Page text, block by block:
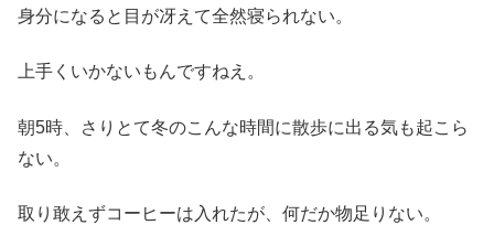
身分になると目が冴えて全然寝られない。
上手くいかないもんですねえ。
朝5時、さりとて冬のこんな時間に散歩に出る気も起こら
ない。
取り敢えずコーヒーは入れたが、何だか物足りない。